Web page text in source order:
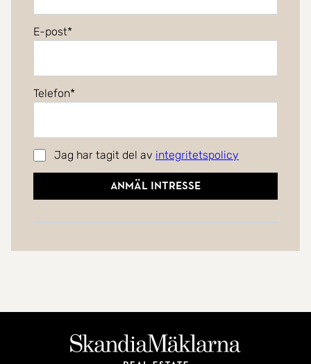
E-post
Telefon
Jag har tagit del av integritetspolicy
Anmäl intresse